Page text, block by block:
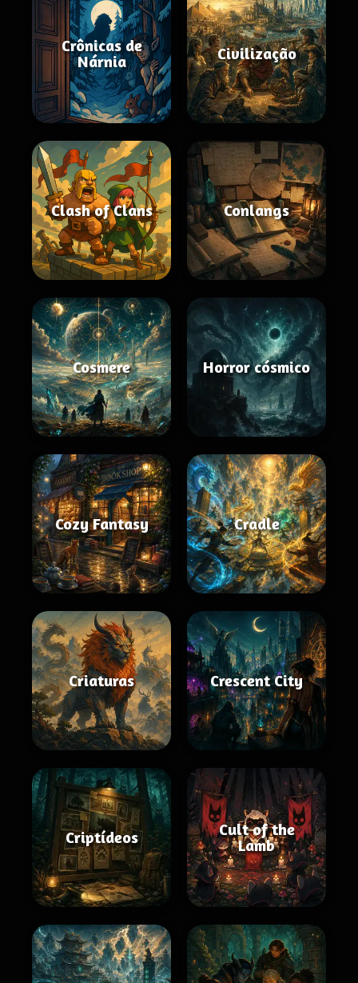
Crônicas de
Nárnia
Civilização
Clash of Clans Conlangs
Cosmere Horror cósmico
Cozy Fantasy Cradle
Criaturas Crescent City
Criptídeos
Cult of the
Lamb